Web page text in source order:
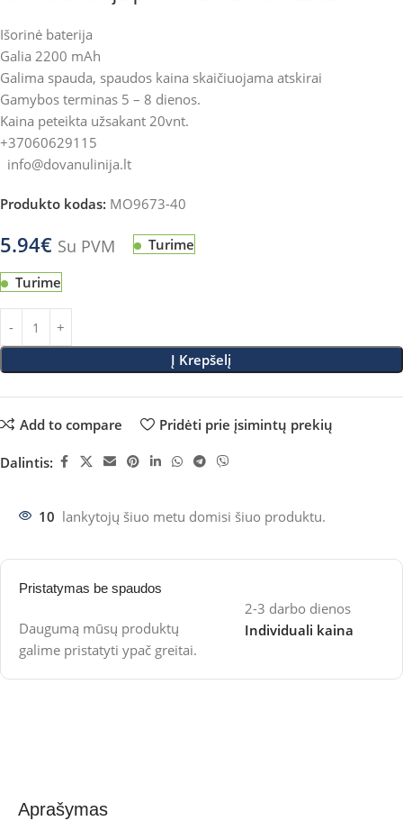
Išorinė baterija
Galia 2200 mAh
Galima spauda, spaudos kaina skaičiuojama atskirai
Gamybos terminas 5 – 8 dienos.
Kaina peteikta užsakant 20vnt.
+37060629115
info@dovanulinija.lt
Produkto kodas: MO9673-40
5.94€ Su PVM Turime
Turime
Į Krepšelį
Add to compare Pridėti prie įsimintų prekių
Dalintis:
10 lankytojų šiuo metu domisi šiuo produktu.
Pristatymas be spaudos
Daugumą mūsų produktų
galime pristatyti ypač greitai.
2-3 darbo dienos
Individuali kaina
Aprašymas